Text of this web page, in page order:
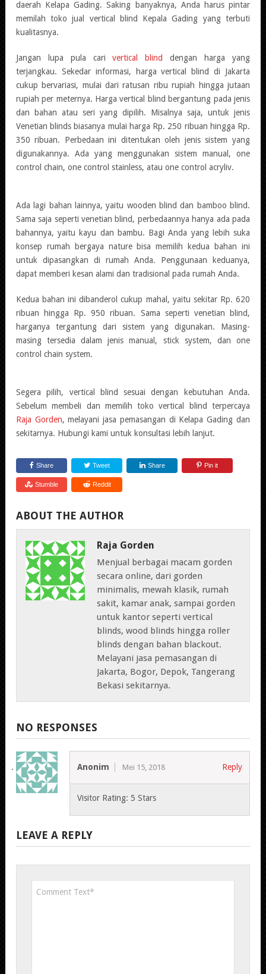
daerah Kelapa Gading. Saking banyaknya, Anda harus pintar
memilah toko jual vertical blind Kepala Gading yang terbuti
kualitasnya.
Jangan lupa pula carivertical blind
dengan harga yang
terjangkau. Sekedar informasi, harga vertical blind di Jakarta
cukup bervariasi, mulai dari ratusan ribu rupiah hingga jutaan
rupiah per meternya. Harga vertical blind bergantung pada jenis
dan bahan atau seri yang dipilih. Misalnya saja, untuk jenis
Venetian blinds biasanya mulai harga Rp. 250 ribuan hingga Rp.
350 ribuan. Perbedaan ini ditentukan oleh jenis sistem yang
digunakannya. Ada yang menggunakan sistem manual, one
control chain, one control stainless, atau one control acryliv.
Ada lagi bahan lainnya, yaitu wooden blind dan bamboo blind.
Sama saja seperti venetian blind, perbedaannya hanya ada pada
bahannya, yaitu kayu dan bambu. Bagi Anda yang lebih suka
konsep rumah bergaya nature bisa memilih kedua bahan ini
untuk dipasangkan di rumah Anda. Penggunaan keduanya,
dapat memberi kesan alami dan tradisional pada rumah Anda.
Kedua bahan ini dibanderol cukup mahal, yaitu sekitar Rp. 620
ribuan hingga Rp. 950 ribuan. Sama seperti venetian blind,
harganya tergantung dari sistem yang digunakan. Masing-
masing tersedia dalam jenis manual, stick system, dan one
control chain system.
Segera pilih, vertical blind sesuai dengan kebutuhan Anda.
Sebelum membeli dan memilih toko vertical blind terpercaya
Raja Gorden, melayani jasa pemasangan di Kelapa Gading dan
sekitarnya. Hubungi kami untuk konsultasi lebih lanjut.
Share Tweet Share Pin it
Stumble Reddit
ABOUT THE AUTHOR
Raja Gorden
Menjual berbagai macam gorden
secara online, dari gorden
minimalis, mewah klasik, rumah
sakit, kamar anak, sampai gorden
untuk kantor seperti vertical
blinds, wood blinds hingga roller
blinds dengan bahan blackout.
Melayani jasa pemasangan di
Jakarta, Bogor, Depok, Tangerang
Bekasi sekitarnya.
NO RESPONSES
Anonim Mei 15, 2018 Reply
Visitor Rating: 5 Stars
LEAVE A REPLY